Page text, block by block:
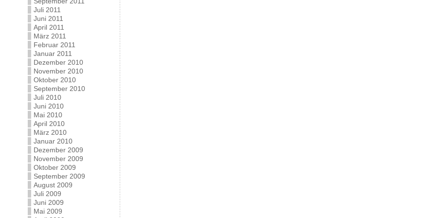
Juli 2011
Juni 2011
April 2011
März 2011
Februar 2011
Januar 2011
Dezember 2010
November 2010
Oktober 2010
September 2010
Juli 2010
Juni 2010
Mai 2010
April 2010
März 2010
Januar 2010
Dezember 2009
November 2009
Oktober 2009
September 2009
August 2009
Juli 2009
Juni 2009
Mai 2009